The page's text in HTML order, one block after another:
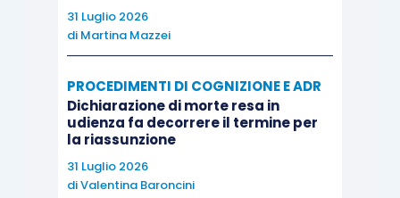
31 Luglio 2026
di Martina Mazzei
PROCEDIMENTI DI COGNIZIONE E ADR
Dichiarazione di morte resa in
udienza fa decorrere il termine per
la riassunzione
31 Luglio 2026
diValentina Baroncini